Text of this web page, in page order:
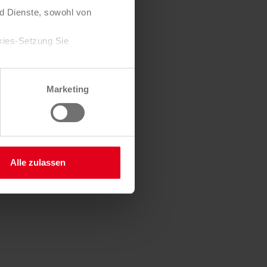
Dienste, sowohl von
Setzung Sie
jederzeit
Marketing
Alle zulassen